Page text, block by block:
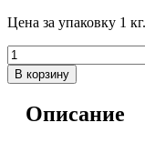
Цена за упаковку 1 кг.
В корзину
Описание